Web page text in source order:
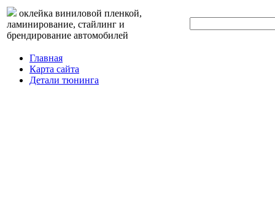
оклейка виниловой пленкой,
ламинирование, стайлинг и
брендирование автомобилей
Главная
Карта сайта
Детали тюнинга